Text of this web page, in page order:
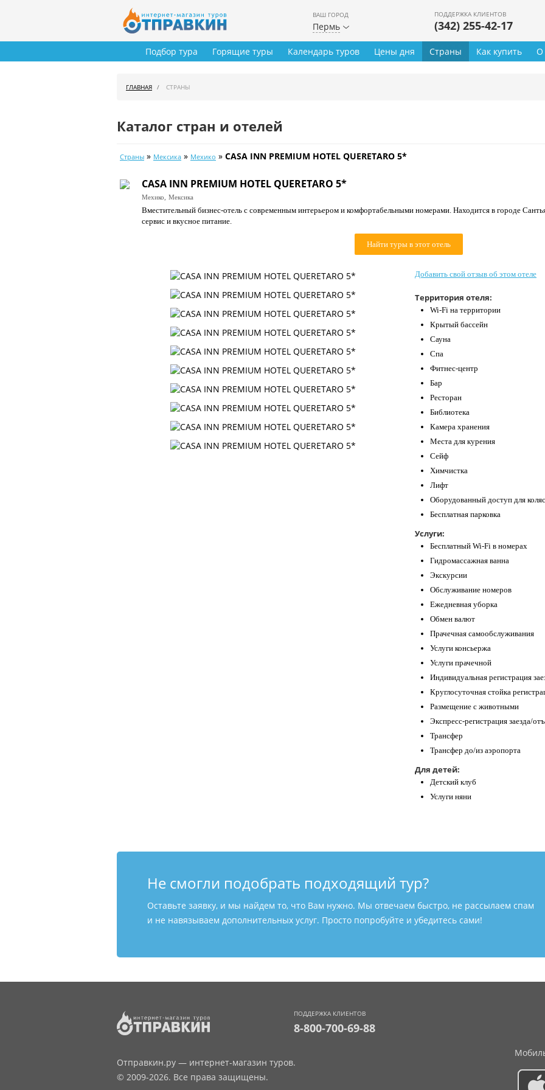
ВАШ ГОРОД
Пермь
ПОДДЕРЖКА КЛИЕНТОВ
(342) 255-42-17
Подбор тура Горящие туры Календарь туров Цены дня Страны Как купить О
ГЛАВНАЯ СТРАНЫ
Каталог стран и отелей
Страны » Мексика » Мехико » CASA INN PREMIUM HOTEL QUERETARO 5*
CASA INN PREMIUM HOTEL QUERETARO 5*
Мехико, Мексика
Вместительный бизнес-отель с современным интерьером и комфортабельными номерами. Находится в городе
сервис и вкусное питание.
Найти туры в этот отель
Добавить свой отзыв об этом отеле
Территория отеля:
Wi-Fi на территории
Крытый бассейн
Сауна
Спа
Фитнес-центр
Бар
Ресторан
Библиотека
Камера хранения
Места для курения
Сейф
Химчистка
Лифт
Оборудованный доступ для
Бесплатная парковка
Услуги:
Бесплатный Wi-Fi в номерах
Гидромассажная ванна
Экскурсии
Обслуживание номеров
Ежедневная уборка
Обмен валют
Прачечная самообслуживания
Услуги консьержа
Услуги прачечной
Индивидуальная регистрация
Круглосуточная стойка
Размещение с животными
Экспресс-регистрация заезда/
Трансфер
Трансфер до/из аэропорта
Для детей:
Детский клуб
Услуги няни
Не смогли подобрать подходящий тур?
Оставьте заявку, и мы найдем то, что Вам нужно. Мы отвечаем быстро, не рассылаем спам
и не навязываем дополнительных услуг. Просто попробуйте и убедитесь сами!
ПОДДЕРЖКА КЛИЕНТОВ
8-800-700-69-88
Отправкин.ру — интернет-магазин туров.
© 2009-2026. Все права защищены.